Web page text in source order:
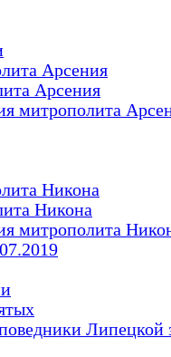
Арсения
Арсения
митрополита
Никона
Никона
митрополита
Липецкой